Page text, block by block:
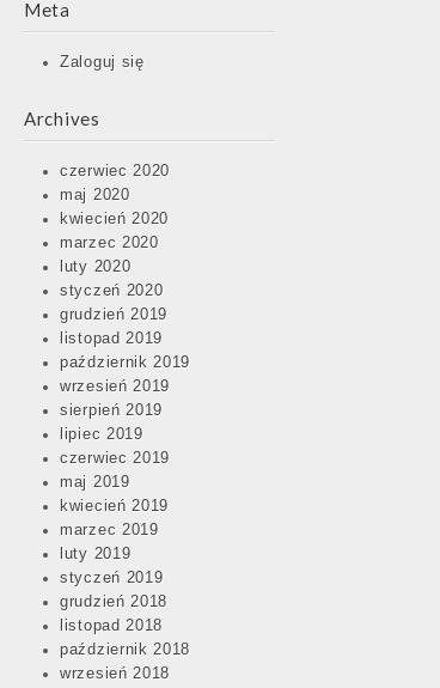
Meta
Zaloguj się
Archives
czerwiec 2020
maj 2020
kwiecień 2020
marzec 2020
luty 2020
styczeń 2020
grudzień 2019
listopad 2019
październik 2019
wrzesień 2019
sierpień 2019
lipiec 2019
czerwiec 2019
maj 2019
kwiecień 2019
marzec 2019
luty 2019
styczeń 2019
grudzień 2018
listopad 2018
październik 2018
wrzesień 2018